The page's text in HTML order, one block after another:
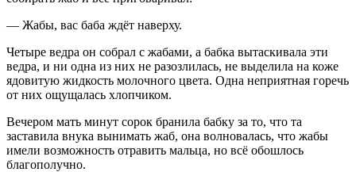
— Жабы, вас баба ждёт наверху.
Четыре ведра он собрал с жабами, а бабка вытаскивала эти
ведра, и ни одна из них не разозлилась, не выделила на коже
ядовитую жидкость молочного цвета. Одна неприятная горечь
от них ощущалась хлопчиком.
Вечером мать минут сорок бранила бабку за то, что та
заставила внука вынимать жаб, она волновалась, что жабы
имели возможность отравить мальца, но всё обошлось
благополучно.